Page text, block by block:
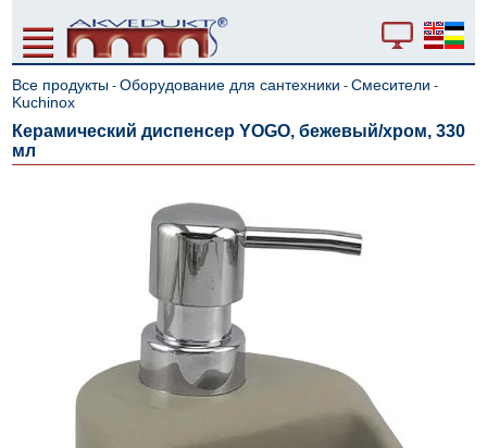
Все продукты -Оборудование для сантехники -Смесители -
Kuchinox
Керамический диспенсер YOGO, бежевый/хром, 330
мл